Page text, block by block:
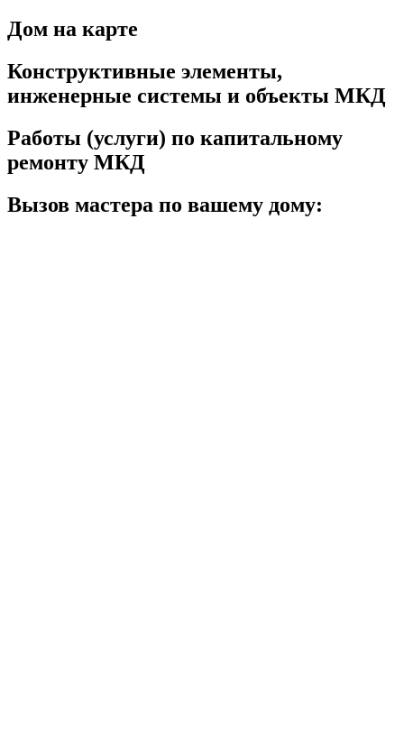
Дом на карте
Конструктивные элементы,
инженерные системы и объекты МКД
Работы (услуги) по капитальному
ремонту МКД
Вызов мастера по вашему дому: